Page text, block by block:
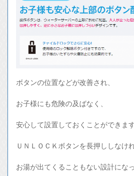
ボタンの位置などが改善され、
お子様にも危険の及ばなく、
安心して設置しておくことができます
ＵＮＬＯＣＫボタンを長押ししなけれ
お湯が出てくることもない設計にな